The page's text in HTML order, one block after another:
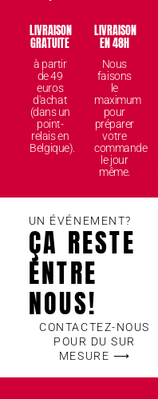
LIVRAISON
GRATUITE
à partir
de 49
euros
d'achat
(dans un
point-
relais en
Belgique).
LIVRAISON
EN 48H
Nous
faisons
le
maximum
pour
préparer
votre
commande
le jour
même.
UN ÉVÉNEMENT?
ÇA RESTE
ENTRE
NOUS!
CONTACTEZ-NOUS
POUR DU SUR
MESURE ⟶